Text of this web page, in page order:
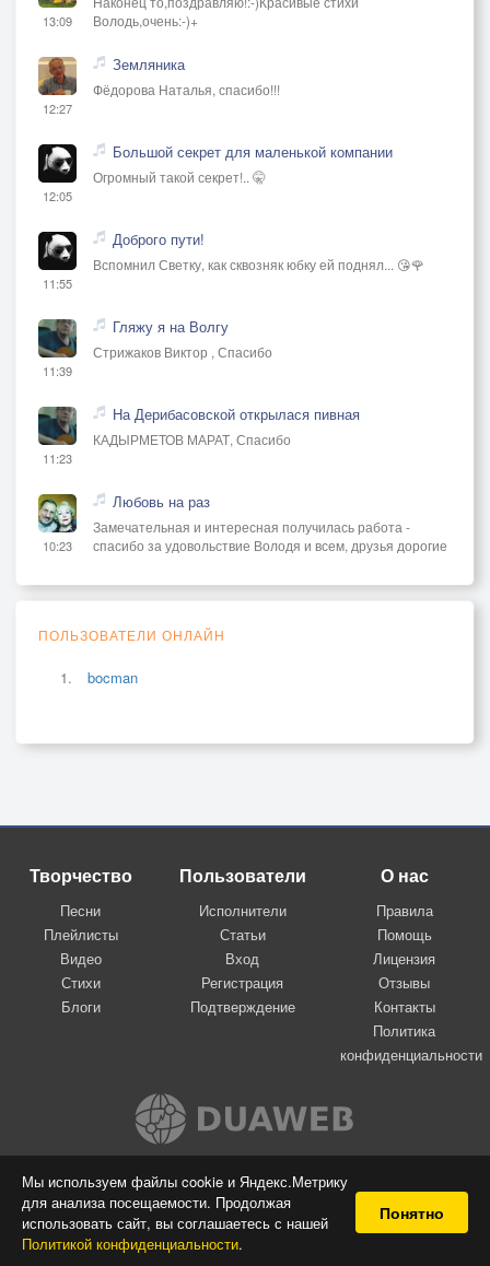
Мы используем файлы cookie и Яндекс.Метрику
для анализа посещаемости. Продолжая
использовать сайт, вы соглашаетесь с нашей
Политикой конфиденциальности.
Понятно
13:09
Володь,очень:-)+
12:27
Земляника
Фёдорова Наталья, спасибо!!!
12:05
Большой секрет для маленькой компании
Огромный такой секрет!.. 🤫
11:55
Доброго пути!
Вспомнил Светку, как сквозняк юбку ей поднял... 😘🌹
11:39
Гляжу я на Волгу
Стрижаков Виктор , Спасибо
11:23
На Дерибасовской открылася пивная
КАДЫРМЕТОВ МАРАТ, Спасибо
10:23
Любовь на раз
Замечательная и интересная получилась работа -
спасибо за удовольствие Володя и всем, друзья дорогие
ПОЛЬЗОВАТЕЛИ ОНЛАЙН
bocman
Творчество
Песни
Плейлисты
Видео
Стихи
Блоги
Пользователи
Исполнители
Статьи
Вход
Регистрация
Подтверждение
О нас
Правила
Помощь
Лицензия
Отзывы
Контакты
Политика
конфиденциальности
Вконтакте
© 2009-2026 Я-пою
Музыкальный сайт самовыражения